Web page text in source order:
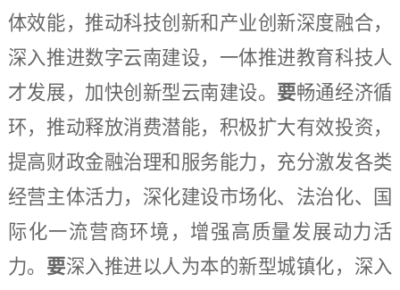
体效能，推动科技创新和产业创新深度融合，
深入推进数字云南建设，一体推进教育科技人
才发展，加快创新型云南建设。 要畅通经济循
环，推动释放消费潜能，积极扩大有效投资，
提高财政金融治理和服务能力，充分激发各类
经营主体活力，深化建设市场化、法治化、国
际化一流营商环境，增强高质量发展动力活
力。 要深入推进以人为本的新型城镇化，深入